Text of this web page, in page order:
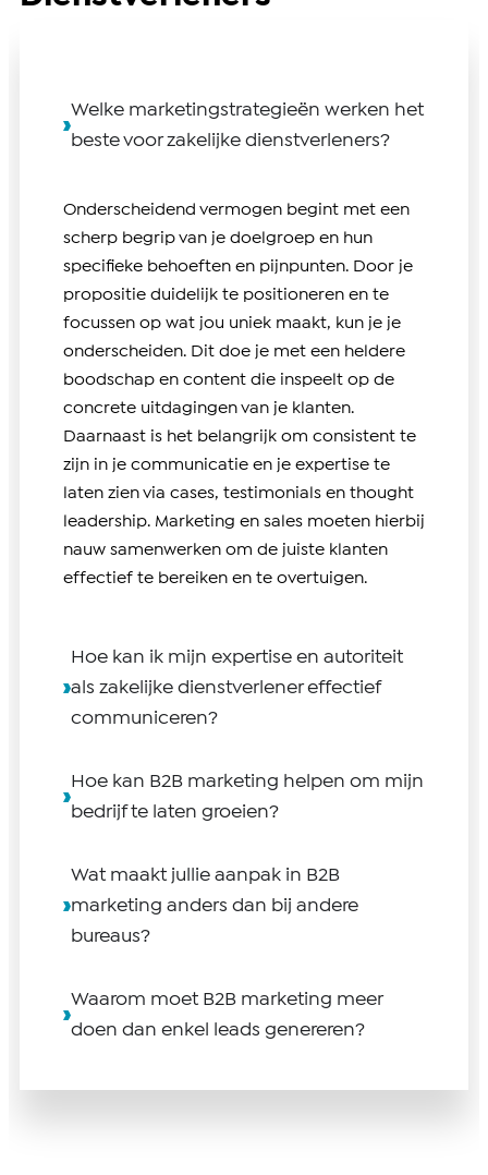
Welke marketingstrategieën werken het
beste voor zakelijke dienstverleners?
Onderscheidend vermogen begint met een
scherp begrip van je doelgroep en hun
specifieke behoeften en pijnpunten. Door je
propositie duidelijk te positioneren en te
focussen op wat jou uniek maakt, kun je je
onderscheiden. Dit doe je met een heldere
boodschap en content die inspeelt op de
concrete uitdagingen van je klanten.
Daarnaast is het belangrijk om consistent te
zijn in je communicatie en je expertise te
laten zien via cases, testimonials en thought
leadership. Marketing en sales moeten hierbij
nauw samenwerken om de juiste klanten
effectief te bereiken en te overtuigen.
Hoe kan ik mijn expertise en autoriteit
als zakelijke dienstverlener effectief
communiceren?
Hoe kan B2B marketing helpen om mijn
bedrijf te laten groeien?
Wat maakt jullie aanpak in B2B
marketing anders dan bij andere
bureaus?
Waarom moet B2B marketing meer
doen dan enkel leads genereren?